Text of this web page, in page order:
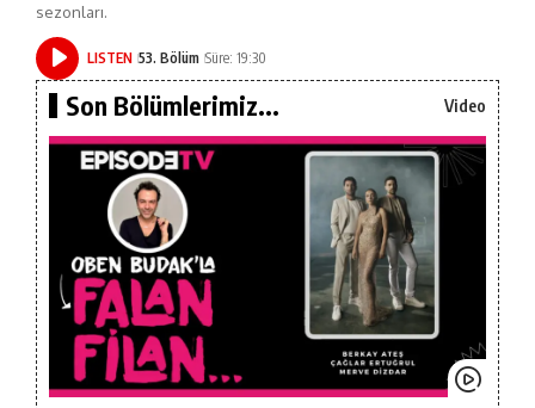
sezonları.
LISTEN 53. Bölüm Süre: 19:30
Son Bölümlerimiz... Video